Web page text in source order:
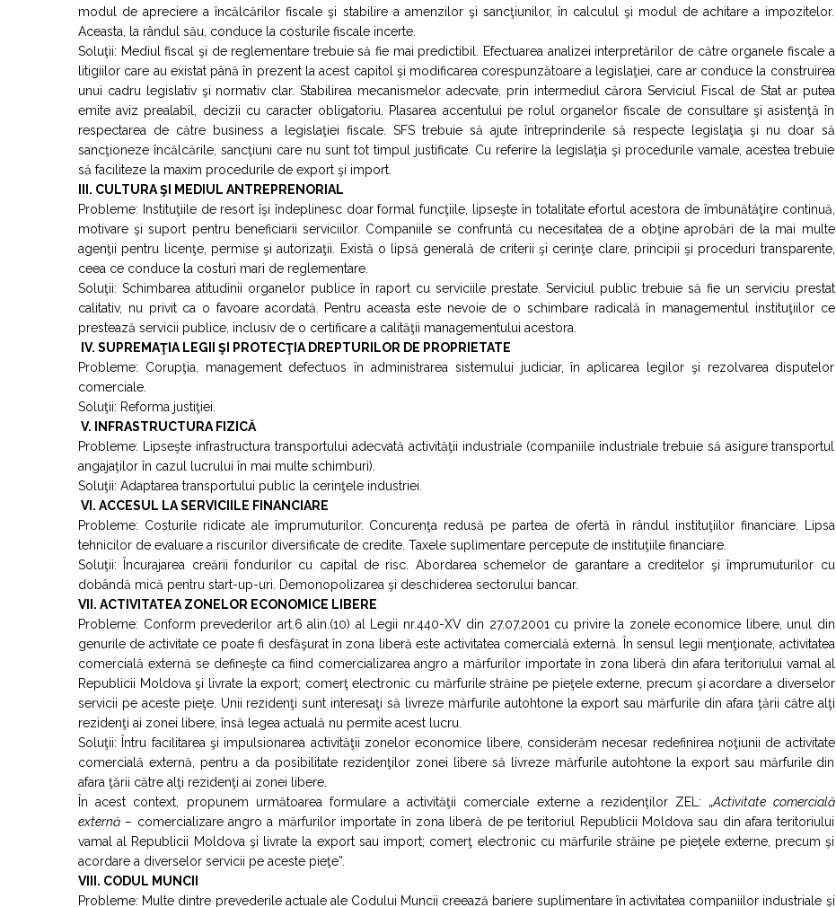
modul de apreciere a încălcărilor fiscale şi stabilire a amenzilor şi sancţiunilor, în calculul şi modul de achitare a impozitelor.
Aceasta, la rândul său, conduce la costurile fiscale incerte.
Soluţii: Mediul fiscal şi de reglementare trebuie să fie mai predictibil. Efectuarea analizei interpretărilor de către organele fiscale a
litigiilor care au existat până în prezent la acest capitol şi modificarea corespunzătoare a legislaţiei, care ar conduce la construirea
unui cadru legislativ şi normativ clar. Stabilirea mecanismelor adecvate, prin intermediul cărora Serviciul Fiscal de Stat ar putea
emite aviz prealabil, decizii cu caracter obligatoriu. Plasarea accentului pe rolul organelor fiscale de consultare şi asistenţă în
respectarea de către business a legislaţiei fiscale. SFS trebuie să ajute întreprinderile să respecte legislaţia şi nu doar să
sancţioneze încălcările, sancţiuni care nu sunt tot timpul justificate. Cu referire la legislaţia şi procedurile vamale, acestea trebuie
să faciliteze la maxim procedurile de export şi import.
III. CULTURA ŞI MEDIUL ANTREPRENORIAL
Probleme: Instituţiile de resort îşi îndeplinesc doar formal funcţiile, lipseşte în totalitate efortul acestora de îmbunătăţire continuă,
motivare şi suport pentru beneficiarii serviciilor. Companiile se confruntă cu necesitatea de a obţine aprobări de la mai multe
agenţii pentru licenţe, permise şi autorizaţii. Există o lipsă generală de criterii şi cerinţe clare, principii şi proceduri transparente,
ceea ce conduce la costuri mari de reglementare.
Soluţii: Schimbarea atitudinii organelor publice în raport cu serviciile prestate. Serviciul public trebuie să fie un serviciu prestat
calitativ, nu privit ca o favoare acordată. Pentru aceasta este nevoie de o schimbare radicală în managementul instituţiilor ce
prestează servicii publice, inclusiv de o certificare a calităţii managementului acestora.
IV. SUPREMAŢIA LEGII ŞI PROTECŢIA DREPTURILOR DE PROPRIETATE
Probleme: Corupţia, management defectuos în administrarea sistemului judiciar, în aplicarea legilor şi rezolvarea disputelor
comerciale.
Soluţii: Reforma justiţiei.
V.
INFRASTRUCTURA FIZICĂ
Probleme: Lipseşte infrastructura transportului adecvată activităţii industriale (companiile industriale trebuie să asigure transportul
angajaţilor în cazul lucrului în mai multe schimburi).
Soluţii: Adaptarea transportului public la cerinţele industriei.
VI. ACCESUL LA SERVICIILE FINANCIARE
Probleme: Costurile ridicate ale împrumuturilor. Concurenţa redusă pe partea de ofertă în rândul instituţiilor financiare. Lipsa
tehnicilor de evaluare a riscurilor diversificate de credite. Taxele suplimentare percepute de instituţiile financiare.
Soluţii: Încurajarea creării fondurilor cu capital de risc. Abordarea schemelor de garantare a creditelor şi împrumuturilor cu
dobândă mică pentru start-up-uri. Demonopolizarea şi deschiderea sectorului bancar.
VII. ACTIVITATEA ZONELOR ECONOMICE LIBERE
Probleme: Conform prevederilor art.6 alin.(10) al Legii nr.440-XV din 27.07.2001 cu privire la zonele economice libere, unul din
genurile de activitate ce poate fi desfăşurat în zona liberă este activitatea comercială externă. În sensul legii menţionate, activitatea
comercială externă se defineşte ca fiind comercializarea angro a mărfurilor importate în zona liberă din afara teritoriului vamal al
Republicii Moldova şi livrate la export; comerţ electronic cu mărfurile străine pe pieţele externe, precum şi acordare a diverselor
servicii pe aceste pieţe. Unii rezidenţi sunt interesaţi să livreze mărfurile autohtone la export sau mărfurile din afara ţării către alţi
rezidenţi ai zonei libere, însă legea actuală nu permite acest lucru.
Soluţii: Întru facilitarea şi impulsionarea activităţii zonelor economice libere, considerăm necesar redefinirea noţiunii de activitate
comercială externă, pentru a da posibilitate rezidenţilor zonei libere să livreze mărfurile autohtone la export sau mărfurile din
afara ţării către alţi rezidenţi ai zonei libere.
În acest context, propunem următoarea formulare a activităţii comerciale externe a rezidenţilor ZEL: „Activitate comercială
externă – comercializare angro a mărfurilor importate în zona liberă de pe teritoriul Republicii Moldova sau din afara teritoriului
vamal al Republicii Moldova şi livrate la export sau import; comerţ electronic cu mărfurile străine pe pieţele externe, precum şi
acordare a diverselor servicii pe aceste pieţe”.
VIII. CODUL MUNCII
Probleme: Multe dintre prevederile actuale ale Codului Muncii creează bariere suplimentare în activitatea companiilor industriale şi